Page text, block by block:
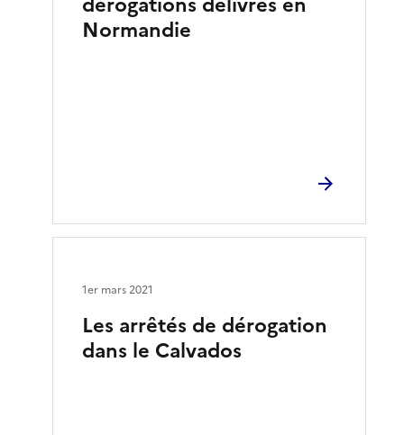
Normandie
Les arrêtés de dérogation
dans le Calvados
1er mars 2021